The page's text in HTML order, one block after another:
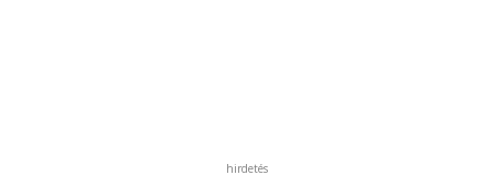
hirdetés